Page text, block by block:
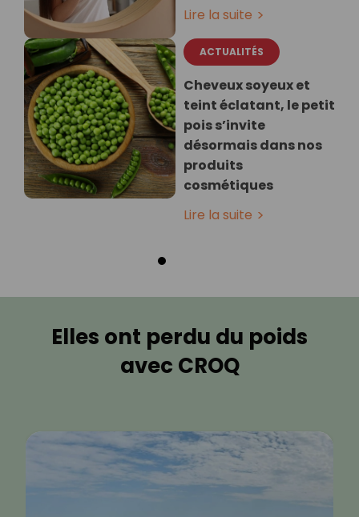
Lire la suite
ACTUALITÉS
Cheveux soyeux et
teint éclatant, le petit
pois s’invite
désormais dans nos
produits
cosmétiques
Lire la suite
Elles ont perdu du poids
avec CROQ